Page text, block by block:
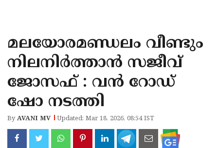
KANNUR
KASARAGOD
മലയോരമണ്ഡലം വീണ്ടും
നിലനിർത്താൻ സജീവ്
ജോസഫ് : വൻ റോഡ്
ഷോ നടത്തി
ByAVANI MV Updated: Mar 18, 2026, 08:54 IST